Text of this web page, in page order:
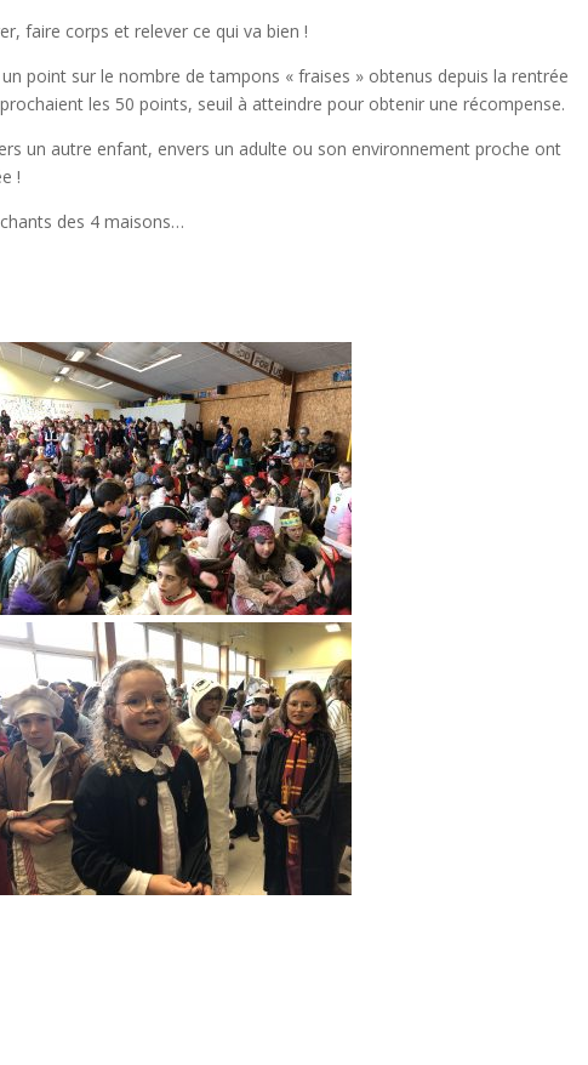
faire corps et relever ce qui va bien !
point sur le nombre de tampons « fraises » obtenus depuis la rentrée
les 50 points, seuil à atteindre pour obtenir une récompense.
un autre enfant, envers un adulte ou son environnement proche ont
!
des 4 maisons…